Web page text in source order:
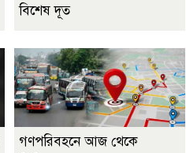
বিশেষ দূত
গণপরিবহনে আজ থেকে